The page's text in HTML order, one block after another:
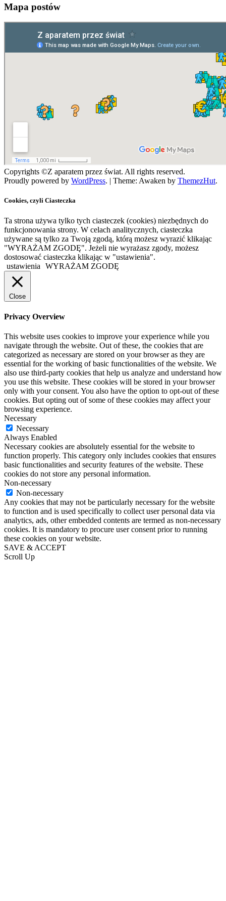
Mapa postów
Copyrights ©Z aparatem przez świat. All rights reserved.
Proudly powered by WordPress. | Theme: Awaken by ThemezHut.
Cookies, czyli Ciasteczka
Ta strona używa tylko tych ciasteczek (cookies) niezbędnych do
funkcjonowania strony. W celach analitycznych, ciasteczka
używane są tylko za Twoją zgodą, którą możesz wyrazić klikając
"WYRAŻAM ZGODĘ". Jeżeli nie wyrażasz zgody, możesz
dostosować ciasteczka klikając w "ustawienia".
ustawienia
WYRAŻAM ZGODĘ
Close
Privacy Overview
This website uses cookies to improve your experience while you
navigate through the website. Out of these, the cookies that are
categorized as necessary are stored on your browser as they are
essential for the working of basic functionalities of the website. We
also use third-party cookies that help us analyze and understand how
you use this website. These cookies will be stored in your browser
only with your consent. You also have the option to opt-out of these
cookies. But opting out of some of these cookies may affect your
browsing experience.
Necessary
Necessary
Always Enabled
Necessary cookies are absolutely essential for the website to
function properly. This category only includes cookies that ensures
basic functionalities and security features of the website. These
cookies do not store any personal information.
Non-necessary
Non-necessary
Any cookies that may not be particularly necessary for the website
to function and is used specifically to collect user personal data via
analytics, ads, other embedded contents are termed as non-necessary
cookies. It is mandatory to procure user consent prior to running
these cookies on your website.
SAVE & ACCEPT
Scroll Up